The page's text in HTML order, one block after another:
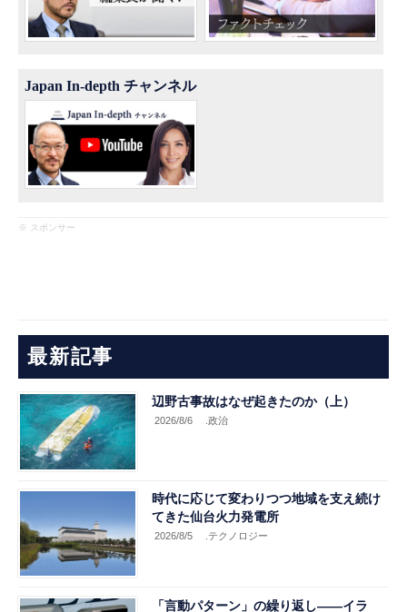
Japan In-depth チャンネル
※ スポンサー
最新記事
辺野古事故はなぜ起きたのか（上）
2026/8/6 .政治
時代に応じて変わりつつ地域を支え続け
てきた仙台火力発電所
2026/8/5 .テクノロジー
「言動パターン」の繰り返し――イラ